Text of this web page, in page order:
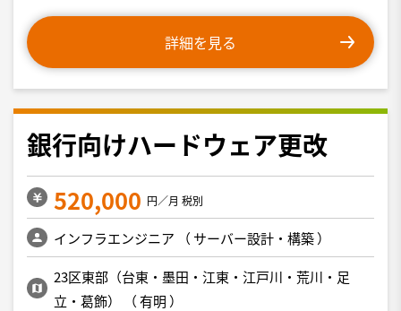
詳細を見る
銀行向けハードウェア更改
520,000 円／月 税別
インフラエンジニア （ サーバー設計・構築）
23区東部（台東・墨田・江東・江戸川・荒川・足
立・葛飾）
（有明 ）